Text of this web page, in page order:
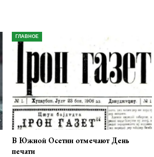
ГЛАВНОЕ
В Южной Осетии отмечают День
печати